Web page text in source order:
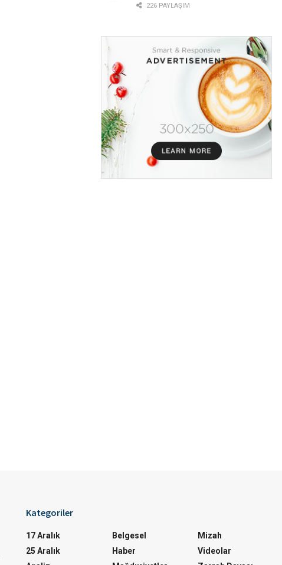
226 PAYLAŞIM
Kategoriler
17 Aralık
25 Aralık
Belgesel
Haber
Mizah
Videolar